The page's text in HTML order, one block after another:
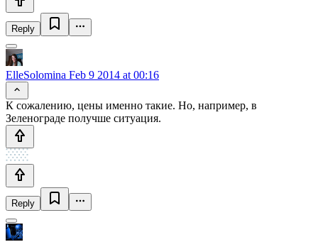
Reply
ElleSolomina Feb 9 2014 at 00:16
К сожалению, цены именно такие. Но, например, в
Зеленограде получше ситуация.
Reply